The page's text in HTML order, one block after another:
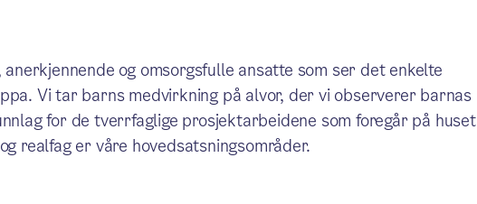
og omsorgsfulle ansatte som ser det enkelte
Vi tar barns medvirkning på alvor, der vi observerer barnas
for de tverrfaglige prosjektarbeidene som foregår på huset
realfag er våre hovedsatsningsområder.